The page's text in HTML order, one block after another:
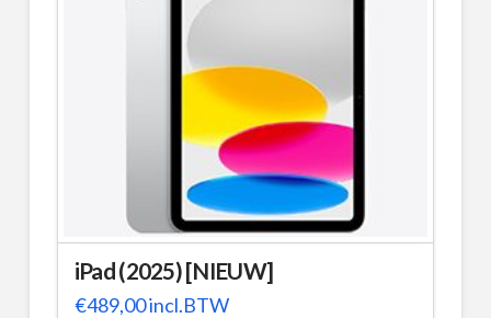
iPad (2025) [NIEUW]
€489,00incl.BTW